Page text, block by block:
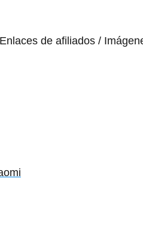
de afiliados /